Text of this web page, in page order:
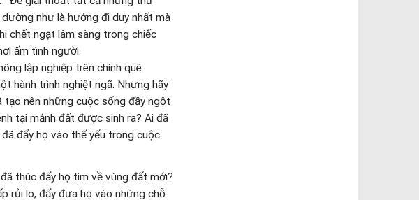
của bụi trần. Đồng thời, mỗi
nhân, để cùng nhau tiến đến một
nay sẽ không thể tái diễn.
Đinh – 2023
quốc Anh
thiên nhiên
Đấng bảo lãnh về Nhà Cha